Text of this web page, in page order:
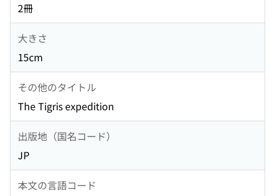
2冊
大きさ
15cm
その他のタイトル
The Tigris expedition
出版地（国名コード）
JP
本文の言語コード